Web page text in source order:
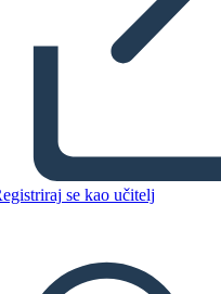
se kao učitelj